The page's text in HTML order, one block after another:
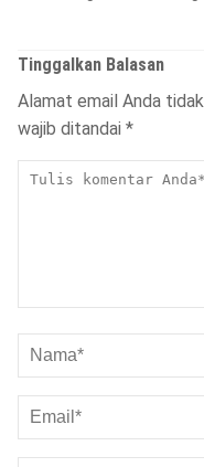
Tinggalkan Balasan
Alamat email Anda
wajib ditandai *